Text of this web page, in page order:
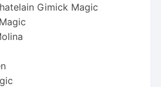
Gimick Magic